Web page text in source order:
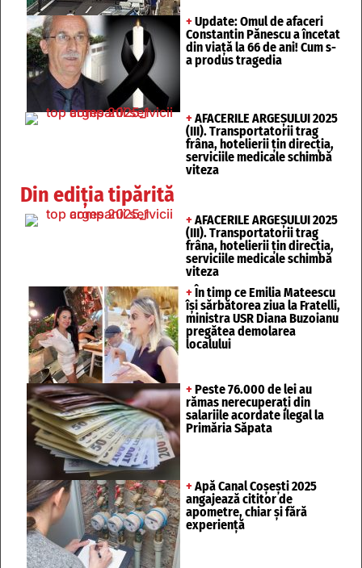
+ Update: Omul de afaceri
Constantin Pănescu a încetat
din viață la 66 de ani! Cum s-
a produs tragedia
+ AFACERILE ARGEȘULUI 2025
(III). Transportatorii trag
frâna, hotelierii țin direcția,
serviciile medicale schimbă
viteza
Din ediția tipărită
+ AFACERILE ARGEȘULUI 2025
(III). Transportatorii trag
frâna, hotelierii țin direcția,
serviciile medicale schimbă
viteza
+ În timp ce Emilia Mateescu
își sărbătorea ziua la Fratelli,
ministra USR Diana Buzoianu
pregătea demolarea
localului
+ Peste 76.000 de lei au
rămas nerecuperați din
salariile acordate ilegal la
Primăria Săpata
+ Apă Canal Coșești 2025
angajează cititor de
apometre, chiar și fără
experiență